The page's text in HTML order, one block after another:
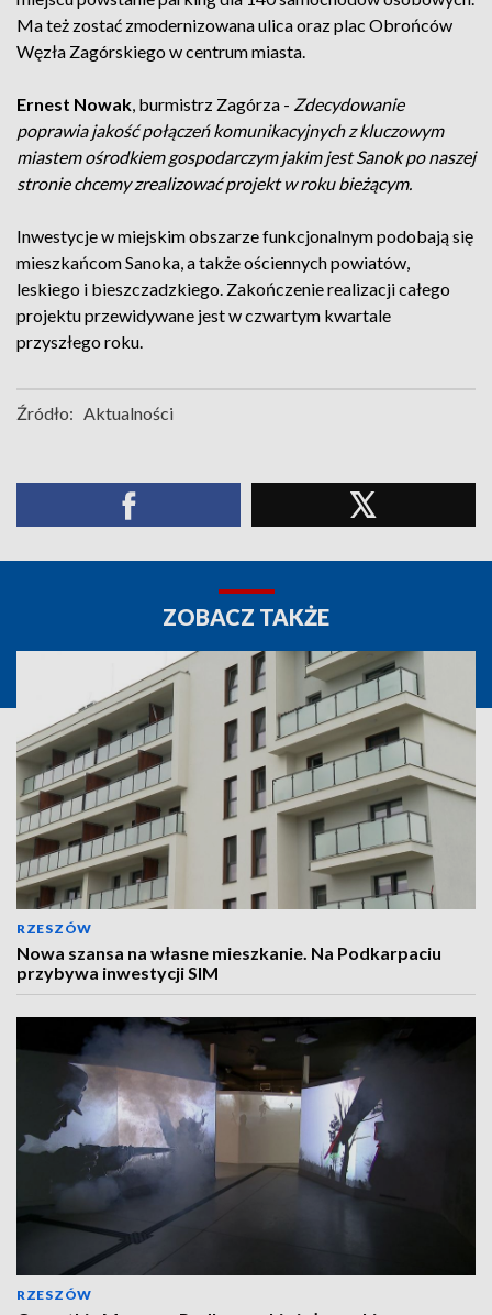
Ma też zostać zmodernizowana ulica oraz plac Obrońców
Węzła Zagórskiego w centrum miasta.
Ernest Nowak, burmistrz Zagórza - Zdecydowanie
poprawia jakość połączeń komunikacyjnych z kluczowym
miastem ośrodkiem gospodarczym jakim jest Sanok po naszej
stronie chcemy zrealizować projekt w roku bieżącym.
Inwestycje w miejskim obszarze funkcjonalnym podobają się
mieszkańcom Sanoka, a także ościennych powiatów,
leskiego i bieszczadzkiego. Zakończenie realizacji całego
projektu przewidywane jest w czwartym kwartale
przyszłego roku.
Źródło: Aktualności
ZOBACZ TAKŻE
RZESZÓW
Nowa szansa na własne mieszkanie. Na Podkarpaciu
przybywa inwestycji SIM
RZESZÓW